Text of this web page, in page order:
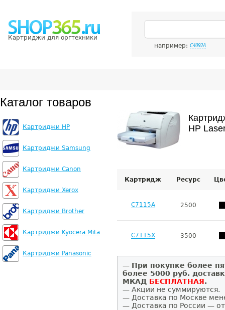
Картриджи для оргтехники
например: C4092A
Каталог товаров
Картриджи HP
Картриджи Samsung
Картриджи Canon
Картриджи Xerox
Картриджи Brother
Картриджи Kyocera Mita
Картриджи Panasonic
HP
Картридж Ресурс
C7115A 2500
C7115X 3500
— При покупке более
более 5000 руб.
МКАД БЕСПЛАТНАЯ.
— Акции не суммируются.
— Доставка по Москве
— Доставка по России —